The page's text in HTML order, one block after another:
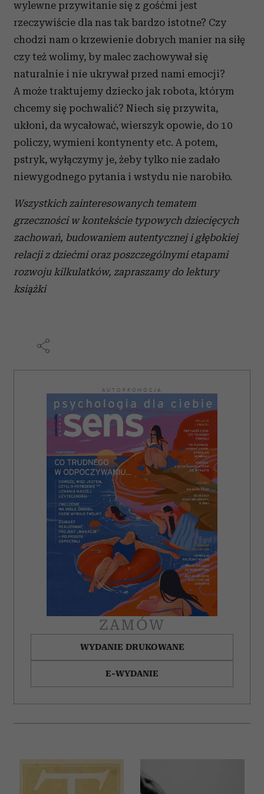
wylewne przywitanie się z gośćmi jest
rzeczywiście dla nas tak bardzo istotne? Czy
chodzi nam o krzewienie dobrych manier na siłę
czy też wolimy, by malec zachowywał się
naturalnie i nie ukrywał przed nami emocji?
A może traktujemy dziecko jak robota, którym
chcemy się pochwalić? Niech się przywita,
ukłoni, da wycałować, wierszyk opowie, do 10
policzy, wymieni kontynenty etc. A potem,
pstryk, wyłączymy je, żeby tylko nie zadało
niewygodnego pytania i wstydu nie narobiło.
Wszystkich zainteresowanych tematem
grzeczności w kontekście typowych dziecięcych
zachowań, budowaniem autentycznej i głębokiej
relacji z dziećmi oraz poszczególnymi etapami
rozwoju kilkulatków, zapraszamy do lektury
książki
AUTOPROMOCJA
ZAMÓW
WYDANIE DRUKOWANE
E-WYDANIE